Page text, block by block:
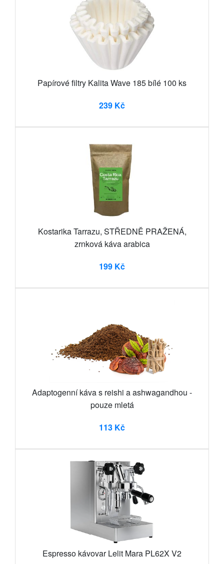
Papírové filtry Kalita Wave 185 bílé 100 ks
239 Kč
Kostarika Tarrazu, STŘEDNĚ PRAŽENÁ,
zrnková káva arabica
199 Kč
Adaptogenní káva s reishi a ashwagandhou -
pouze mletá
113 Kč
Espresso kávovar Lelit Mara PL62X V2